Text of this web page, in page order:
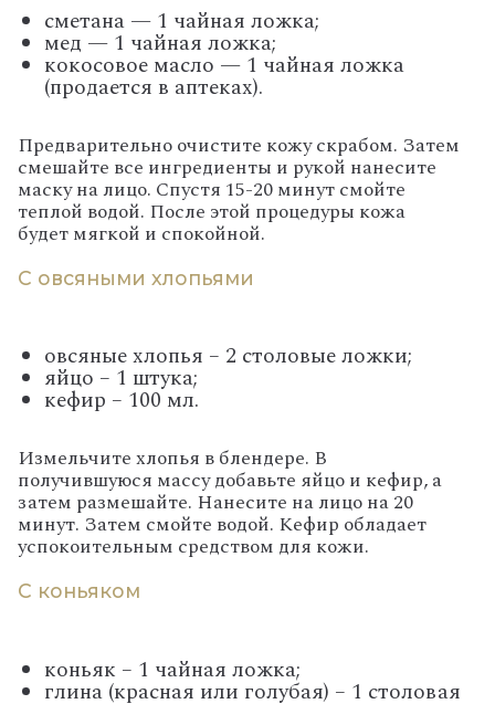
сметана — 1 чайная ложка;
мед — 1 чайная ложка;
кокосовое масло — 1 чайная ложка
(продается в аптеках).
Предварительно очистите кожу скрабом. Затем
смешайте все ингредиенты и рукой нанесите
маску на лицо. Спустя 15-20 минут смойте
теплой водой. После этой процедуры кожа
будет мягкой и спокойной.
С овсяными хлопьями
овсяные хлопья – 2 столовые ложки;
яйцо – 1 штука;
кефир – 100 мл.
Измельчите хлопья в блендере. В
получившуюся массу добавьте яйцо и кефир, а
затем размешайте. Нанесите на лицо на 20
минут. Затем смойте водой. Кефир обладает
успокоительным средством для кожи.
С коньяком
коньяк – 1 чайная ложка;
глина (красная или голубая) – 1 столовая